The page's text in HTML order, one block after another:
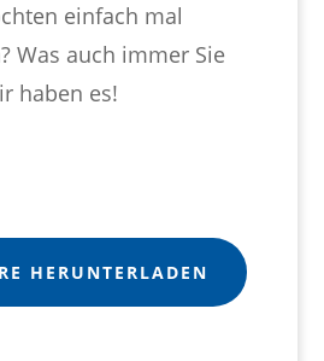
einfach mal
Was auch immer Sie
haben es!
HERUNTERLADEN